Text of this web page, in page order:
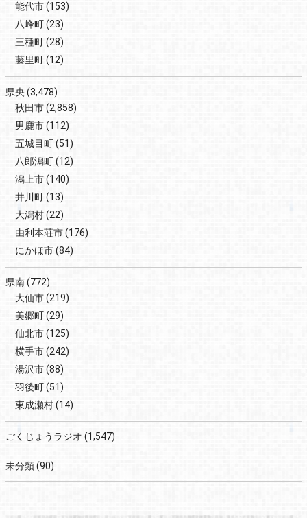
能代市(153)
八峰町(23)
三種町(28)
藤里町(12)
県央 (3,478)
秋田市(2,858)
男鹿市(112)
五城目町(51)
八郎潟町(12)
潟上市(140)
井川町(13)
大潟村(22)
由利本荘市(176)
にかほ市(84)
県南(772)
大仙市(219)
美郷町(29)
仙北市(125)
横手市(242)
湯沢市(88)
羽後町(51)
東成瀬村(14)
ごくじょうラジオ (1,547)
未分類(90)